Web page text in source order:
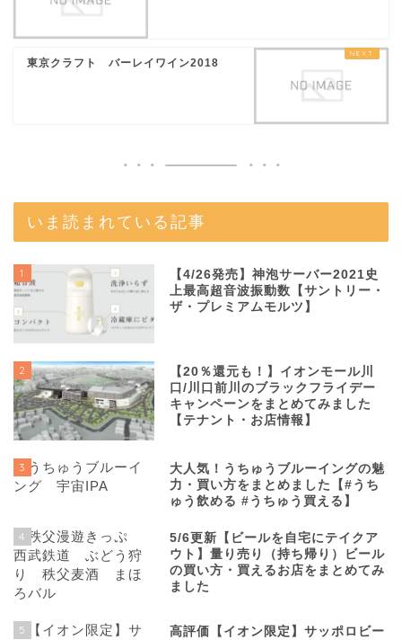
東京クラフト バーレイワイン2018
いま読まれている記事
1
【4/26発売】神泡サーバー2021史
上最高超音波振動数【サントリー・
ザ・プレミアムモルツ】
2
【20％還元も！】イオンモール川
口/川口前川のブラックフライデー
キャンペーンをまとめてみました
【テナント・お店情報】
3
大人気！うちゅうブルーイングの魅
力・買い方をまとめました【#うち
ゅう飲める #うちゅう買える】
4
5/6更新【ビールを自宅にテイクア
ウト】量り売り（持ち帰り）ビール
の買い方・買えるお店をまとめてみ
ました
5
高評価【イオン限定】サッポロビー